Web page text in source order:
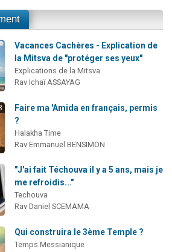
Vacances Cachères - Explication de
la Mitsva de "protéger ses yeux"
Explications de la Mitsva
Rav Ichaï ASSAYAG
Faire ma 'Amida en français, permis
?
Halakha Time
Rav Emmanuel BENSIMON
"J'ai fait Téchouva il y a 5 ans, mais je
me refroidis..."
Techouva
Rav Daniel SCEMAMA
Qui construira le 3ème Temple ?
Temps Messianique